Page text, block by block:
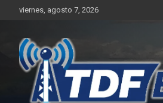
viernes, agosto 7, 2026